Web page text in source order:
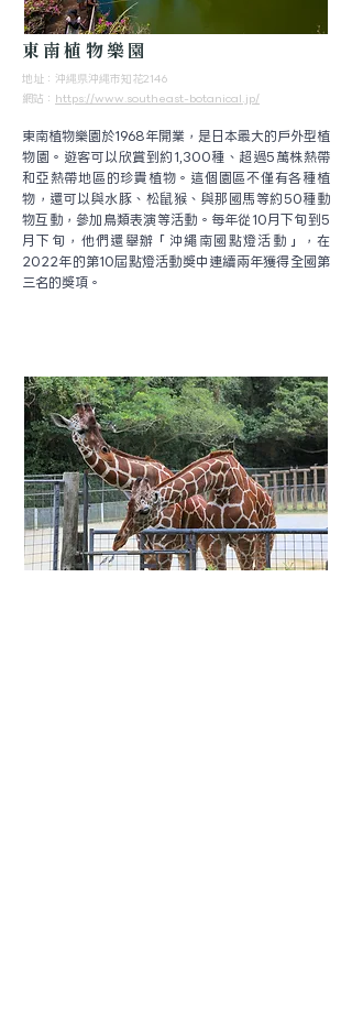
東南植物樂園
地址： 沖縄県沖縄市知花2146
​網站： https://www.southeast-botanical.jp/
東南植物樂園於1968年開業，是日本最大的戶外型植
物園。遊客可以欣賞到約1,300種、超過5萬株熱帶
和亞熱帶地區的珍貴植物。這個園區不僅有各種植
物，還可以與水豚、松鼠猴、與那國馬等約50種動
物互動，參加鳥類表演等活動。每年從10月下旬到5
月下旬，他們還舉辦「沖繩南國點燈活動」，在
2022年的第10屆點燈活動獎中連續兩年獲得全國第
三名的獎項。